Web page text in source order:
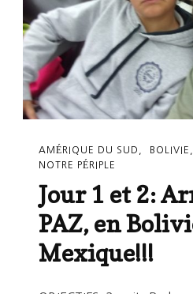
AMÉRIQUE DU SUD BOLIVIE
NOTRE PÉRIPLE
Jour 1 et 2:
PAZ, en
Mexique!!!